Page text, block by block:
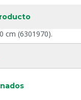
cm (6301970).